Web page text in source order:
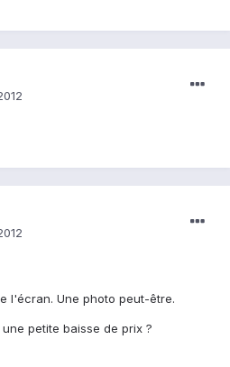
l'écran. Une photo peut-être.
petite baisse de prix ?